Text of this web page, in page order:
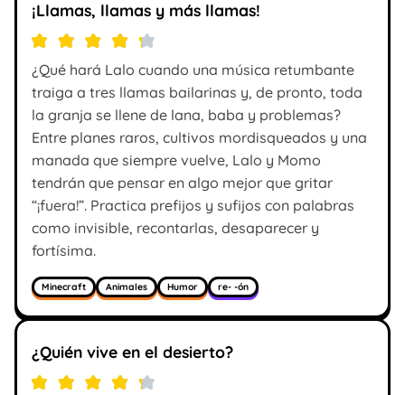
¡Llamas, llamas y más llamas!
¿Qué hará Lalo cuando una música retumbante
traiga a tres llamas bailarinas y, de pronto, toda
la granja se llene de lana, baba y problemas?
Entre planes raros, cultivos mordisqueados y una
manada que siempre vuelve, Lalo y Momo
tendrán que pensar en algo mejor que gritar
“¡fuera!”. Practica prefijos y sufijos con palabras
como invisible, recontarlas, desaparecer y
fortísima.
Minecraft Animales Humor re- -ón
¿Quién vive en el desierto?